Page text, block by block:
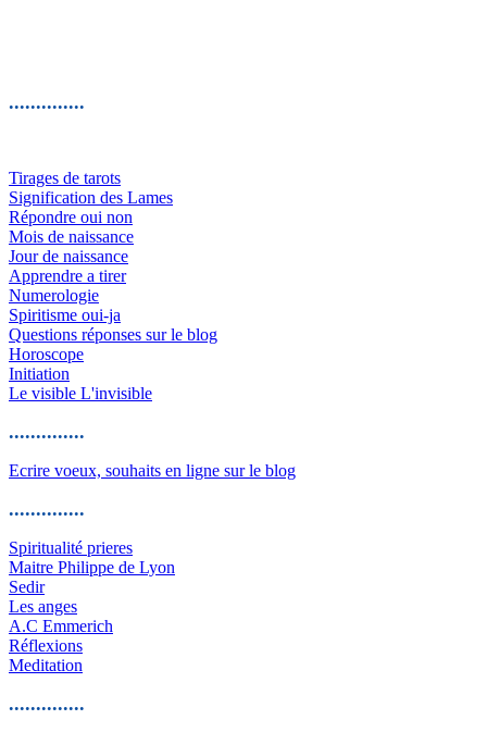
..............
Tirages de tarots
Signification des Lames
Répondre oui non
Mois de naissance
Jour de naissance
Apprendre a tirer
Numerologie
Spiritisme oui-ja
Questions réponses sur le blog
Horoscope
Initiation
Le visible L'invisible
..............
Ecrire voeux, souhaits en ligne sur le blog
..............
Spiritualité prieres
Maitre Philippe de Lyon
Sedir
Les anges
A.C Emmerich
Réflexions
Meditation
..............